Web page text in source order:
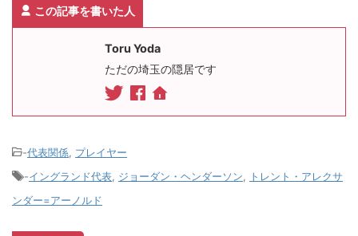
この記事を書いた人
Toru Yoda
ただの埼玉の隠居です
-代表関係 プレイヤー
-イングランド代表 ジョーダン・ヘンダーソン
トレント・アレクサ
ンダー=アーノルド